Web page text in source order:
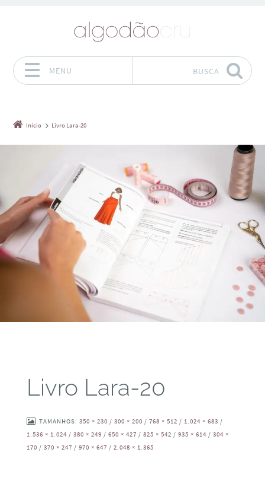
MENU BUSCA
Início Livro Lara-20
Livro Lara-20
TAMANHOS: 350 × 230 / 300 × 200 / 768 × 512 / 1.024 × 683 /
1.536 × 1.024 / 380 × 249 / 650 × 427 / 825 × 542 / 935 × 614 / 304 ×
170 / 370 × 247 / 970 × 647 / 2.048 × 1.365